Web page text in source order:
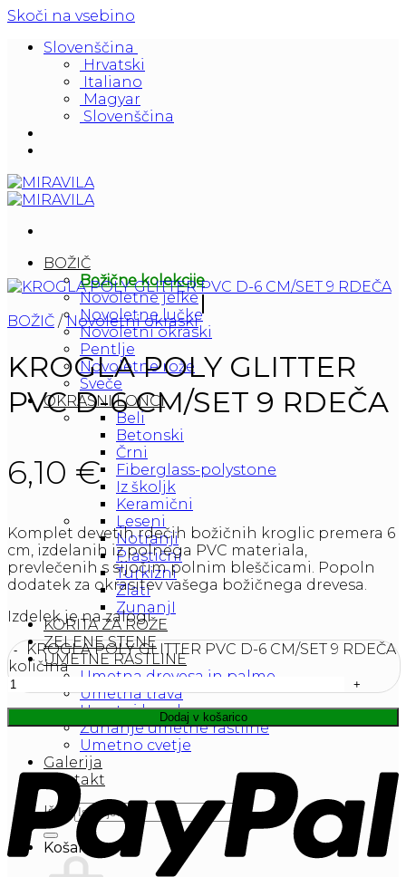
Skoči na vsebino
Slovenščina
Hrvatski
Italiano
Magyar
Slovenščina
BOŽIČ
Božične kolekcije
Novoletne jelke
Novoletne lučke
Novoletni okraski
Pentlje
Novoletne rože
Sveče
OKRASNI LONCI
Beli
Betonski
Črni
Fiberglass-polystone
Iz školjk
Keramični
Leseni
Notranji
Plastični
Turkizni
Zlati
ZunanjI
KORITA ZA ROŽE
ZELENE STENE
UMETNE RASTLINE
Umetna drevesa in palme
Umetna trava
Umetni bambus
Zunanje umetne rastline
Umetno cvetje
Galerija
Kontakt
Išči:
Košarica
BOŽIČ / Novoletni okraski
KROGLA POLY GLITTER
PVC D-6 CM/SET 9 RDEČA
6,10 €
Komplet devetih rdečih božičnih kroglic premera 6
cm, izdelanih iz polnega PVC materiala,
prevlečenih s sijočim polnim bleščicami. Popoln
dodatek za okrasitev vašega božičnega drevesa.
Izdelek je na zalogi
KROGLA POLY GLITTER PVC D-6 CM/SET 9 RDEČA
količina
Dodaj v košarico